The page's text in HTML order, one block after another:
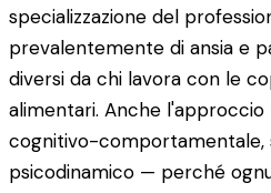
specializzazione del
prevalentemente di ansia e
diversi da chi lavora con le
alimentari. Anche
cognitivo-comportamentale,
psicodinamico — perché